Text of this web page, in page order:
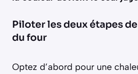
Piloter les deux étapes
du four
Optez d’abord pour une